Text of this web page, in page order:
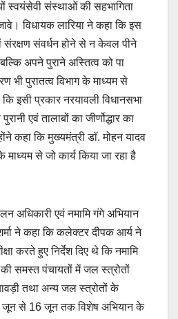
स्वयंसेवी संस्थाओं की सहभागिता
विधायक लारिया ने कहा कि इस
संरक्षण संवर्धन होने से न केवल पीने
बल्कि अपने पुराने अस्तित्व को पा
पुरातत्व विभाग के माध्यम से
इसी प्रकार नरयावली विधानसभा
एवं तालाबों का जीर्णोद्धार का
कहा कि मुख्यमंत्री डॉ. मोहन यादव
माध्यम से जो कार्य किया जा रहा है
अधिकारी एवं नमामि गंगे अभियान
ने कहा कि कलेक्टर दीपक आर्य ने
करते हुए निर्देश दिए थे कि नमामि
समस्त पंचायतों में जल स्त्रोतों
तथा अन्य जल स्त्रोतों के
जून से 16 जून तक विशेष अभियान के